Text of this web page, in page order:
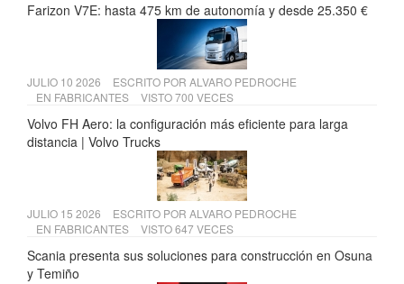
Farizon V7E: hasta 475 km de autonomía y desde 25.350 €
JULIO 10 2026 ESCRITO POR ALVARO PEDROCHE
EN FABRICANTES VISTO 700 VECES
Volvo FH Aero: la configuración más eficiente para larga
distancia | Volvo Trucks
JULIO 15 2026 ESCRITO POR ALVARO PEDROCHE
EN FABRICANTES VISTO 647 VECES
Scania presenta sus soluciones para construcción en Osuna
y Temiño